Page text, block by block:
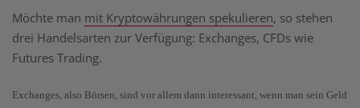
Möchte man mit Kryptowährungen spekulieren, so stehen
drei Handelsarten zur Verfügung: Exchanges, CFDs wie
Futures Trading.
Exchanges, also Börsen, sind vor allem dann interessant, wenn man sein Geld